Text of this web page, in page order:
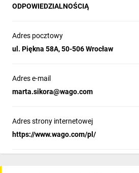
ODPOWIEDZIALNOŚCIĄ
Adres pocztowy
ul. Piękna 58A, 50-506 Wrocław
Adres e-mail
marta.sikora@wago.com
Adres strony internetowej
https://www.wago.com/pl/